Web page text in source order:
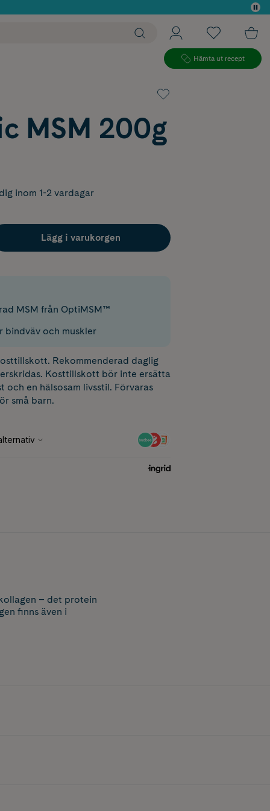
Hämta ut recept
MSM 200g
inom 1-2 vardagar
Lägg i varukorgen
MSM från OptiMSM™
bindväv och muskler
Rekommenderad daglig
Kosttillskott bör inte ersätta
och en hälsosam livsstil. Förvaras
små barn.
– det protein
finns även i